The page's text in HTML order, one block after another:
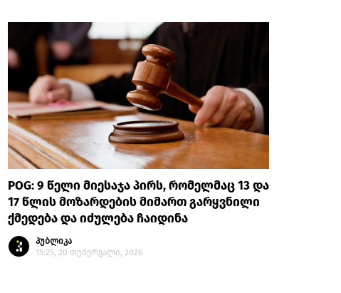
POG: 9 წელი მიესაჯა პირს, რომელმაც 13 და
17 წლის მოზარდების მიმართ გარყვნილი
ქმედება და იძულება ჩაიდინა
პუბლიკა
15:25, 20 თებერვალი, 2026